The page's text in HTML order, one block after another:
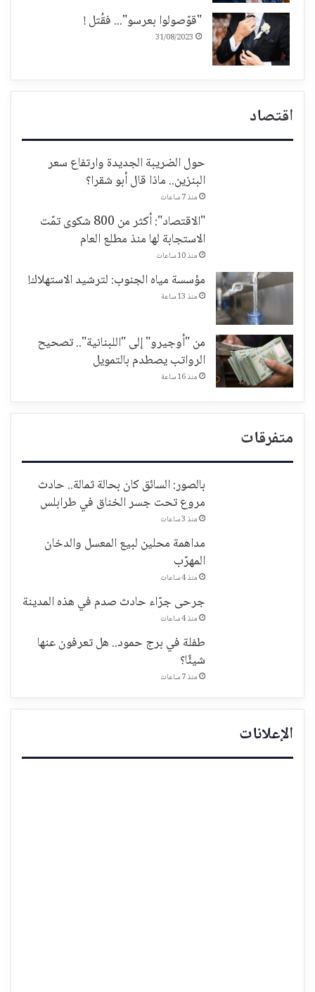
"قوّصولوا بعرسو"... فقُتل !
31/08/2023
اقتصاد
حول الضريبة الجديدة وارتفاع سعر
البنزين.. ماذا قال أبو شقرا؟
منذ 7 ساعات
"الاقتصاد": أكثر من 800 شكوى تمّت
الاستجابة لها منذ مطلع العام
منذ 10 ساعات
مؤسسة مياه الجنوب: لترشيد الاستهلاك!
منذ 13 ساعة
من "أوجيرو" إلى "اللبنانية".. تصحيح
الرواتب يصطدم بالتمويل
منذ 16 ساعة
متفرقات
بالصور: السائق كان بحالة ثمالة.. حادث
مروع تحت جسر الخناق في طرابلس
منذ 3 ساعات
مداهمة محلين لبيع المعسل والدخان
المهرّب
منذ 4 ساعات
جرحى جرّاء حادث صدم في هذه المدينة
منذ 4 ساعات
طفلة في برج حمود.. هل تعرفون عنها
شيئًا؟
منذ 7 ساعات
الإعلانات